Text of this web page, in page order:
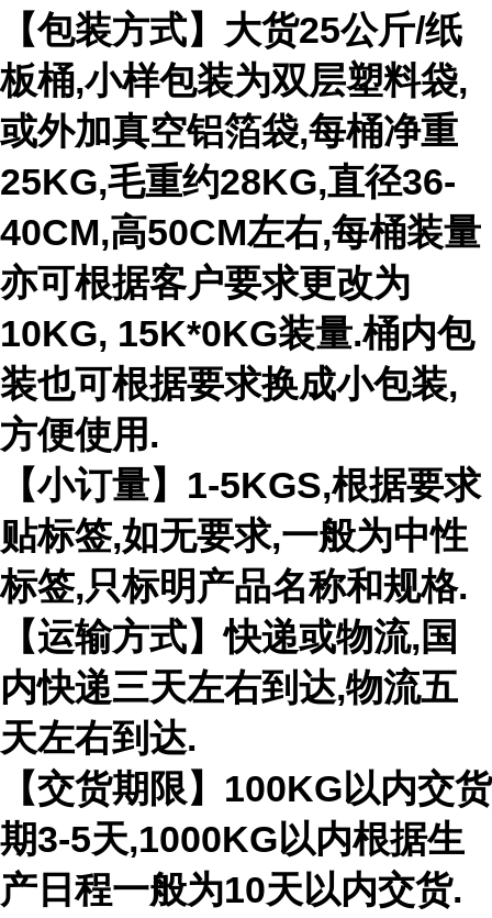
【包装方式】大货25公斤/纸
板桶,小样包装为双层塑料袋,
或外加真空铝箔袋,每桶净重
25KG,毛重约28KG,直径36-
40CM,高50CM左右,每桶装量
亦可根据客户要求更改为
10KG, 15K*0KG装量.桶内包
装也可根据要求换成小包装,
方便使用.
【小订量】1-5KGS,根据要求
贴标签,如无要求,一般为中性
标签,只标明产品名称和规格.
【运输方式】快递或物流,国
内快递三天左右到达,物流五
天左右到达.
【交货期限】100KG以内交货
期3-5天,1000KG以内根据生
产日程一般为10天以内交货.